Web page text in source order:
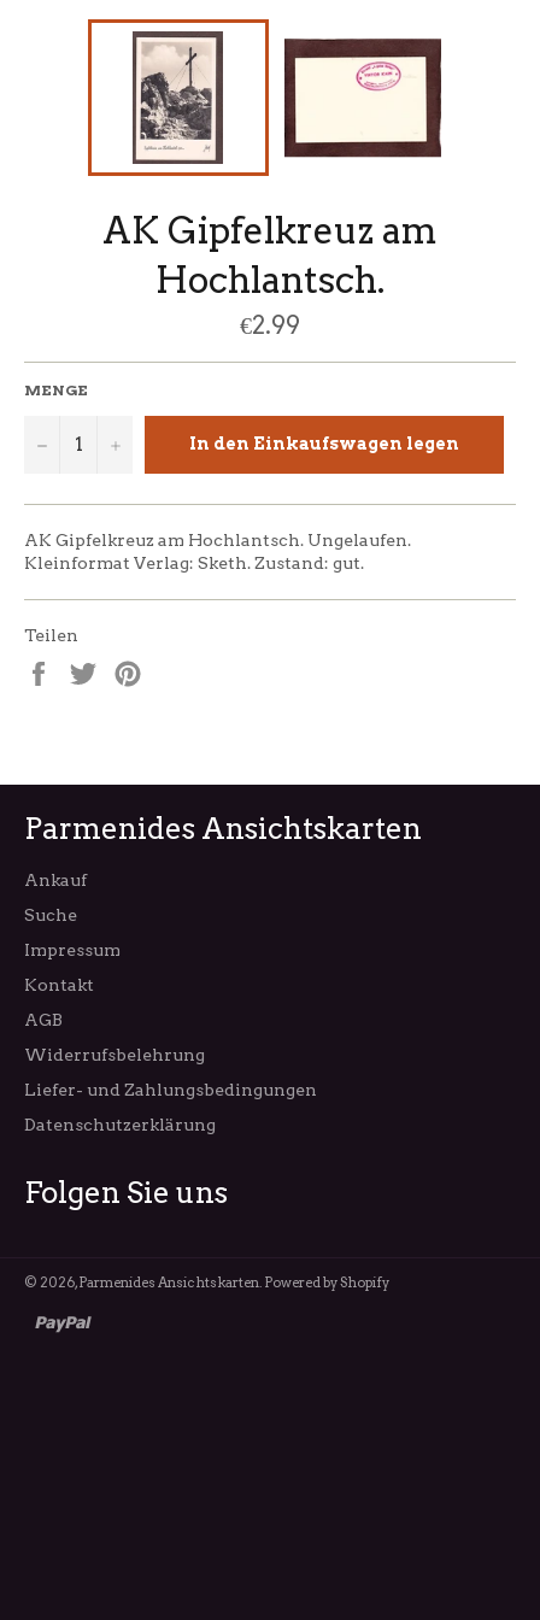
AK Gipfelkreuz am
Hochlantsch.
Normaler
Preis
€2.99
MENGE
− + In den Einkaufswagen legen
AK Gipfelkreuz am Hochlantsch. Ungelaufen.
Kleinformat Verlag: Sketh. Zustand: gut.
Teilen
Auf
Facebook
Auf
Twitter
Parmenides Ansichtskarten
Ankauf
Suche
Impressum
Kontakt
AGB
Widerrufsbelehrung
Liefer- und Zahlungsbedingungen
Datenschutzerklärung
Folgen Sie uns
© 2026,Parmenides Ansichtskarten. Powered by Shopify